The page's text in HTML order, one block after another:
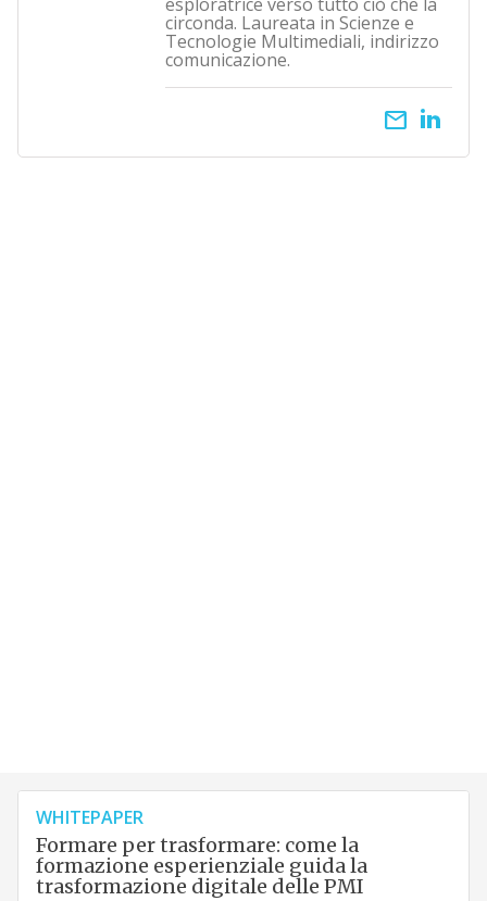
circonda. Laureata in Scienze e
Tecnologie Multimediali, indirizzo
comunicazione.
email
WHITEPAPER
Formare per trasformare: come la
formazione esperienziale guida la
trasformazione digitale delle PMI